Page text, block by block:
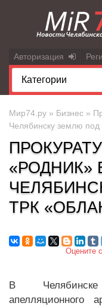
Авторизация
Мир74.ру » Бизнес »
Челябинску землю
«РОДНИК»
ТРК
Оцените
В
апелляционного